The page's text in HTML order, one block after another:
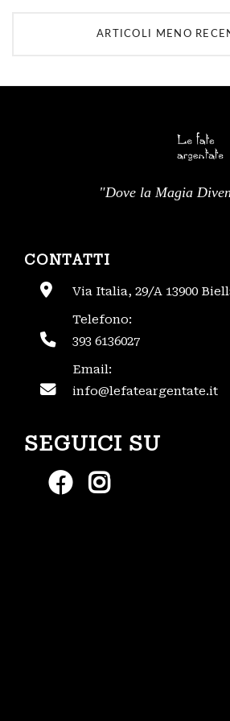
articoli
ARTICOLI MENO
"Dove la Magia
CONTATTI
Via Italia, 29/A 13900
Telefono:
393 6136027
Email:
info@lefateargentate.it
SEGUICI SU